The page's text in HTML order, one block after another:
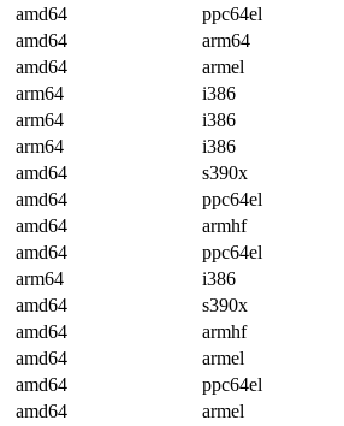
amd64
ppc64el
amd64
arm64
amd64
armel
arm64
i386
arm64
i386
arm64
i386
amd64
s390x
amd64
ppc64el
amd64
armhf
amd64
ppc64el
arm64
i386
amd64
s390x
amd64
armhf
amd64
armel
amd64
ppc64el
amd64
armel